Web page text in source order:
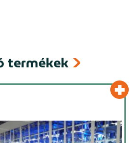
termékek